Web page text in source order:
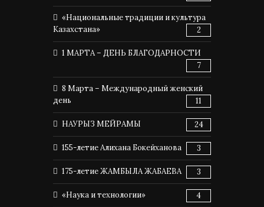
«Национальные традиции и культура
Казахстана»
2
1 МАРТА – ДЕНЬ БЛАГОДАРНОСТИ
7
8 Марта – Международный женский
день
11
НАУРЫЗ МЕЙРАМЫ 24
155-летие Алихана Бокейханова 3
175-летие ЖАМБЫЛА ЖАБАЕВА 3
«Наука и технологии» 4